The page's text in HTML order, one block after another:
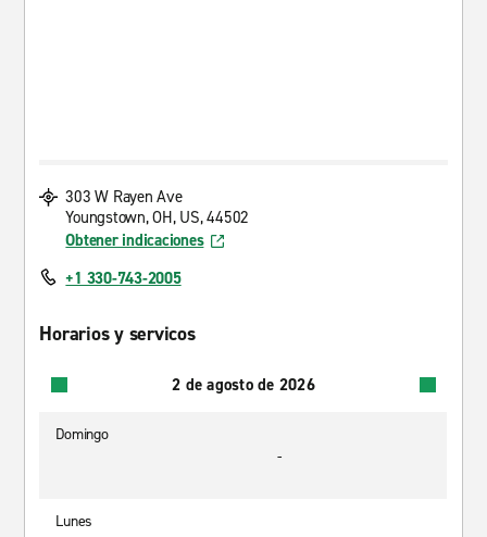
303 W Rayen Ave
Youngstown, OH, US, 44502
Obtener indicaciones
+1 330-743-2005
Horarios y servicos
2 de agosto de 2026
Domingo
-
Lunes